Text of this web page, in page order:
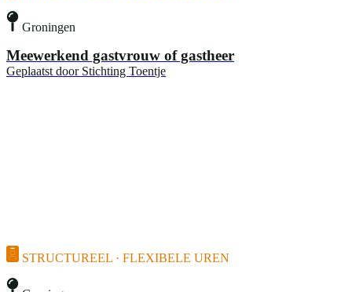
Groningen
Meewerkend gastvrouw of gastheer
Geplaatst door Stichting Toentje
STRUCTUREEL · FLEXIBELE UREN